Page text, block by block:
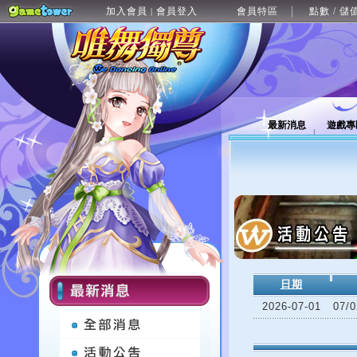
加入會員 | 會員登入 會員特區 點數 / 儲
最新消息 遊戲
日期
2026-07-01
07/